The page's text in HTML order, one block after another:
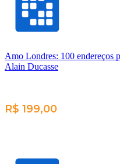
Amo Londres: 100 endereços
Alain Ducasse
R$ 199,00